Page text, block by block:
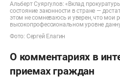
Альберт Суяргулов: «Вклад
состояние законности в стране —
этом не сомневаюсь и уверен, что мои
высокопрофессиональном уровне
Фото: Сергей Елагин
О комментариях в
приемах граждан